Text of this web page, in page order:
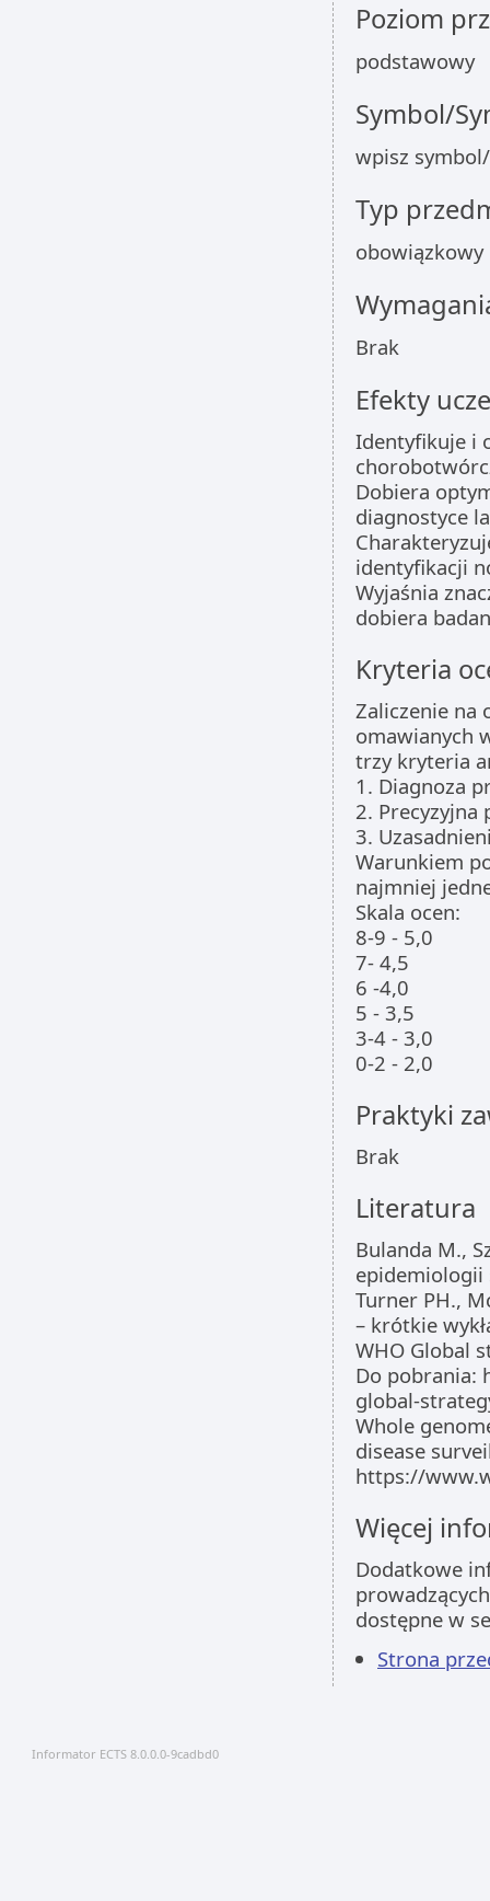
Poziom
podstawowy
Symbol/
wpisz
Typ
obowiązkowy
Brak
Efekty
Identyfikuje i
Dobiera
diagnostyce
identyfikacji
Wyjaśnia
dobiera
Kryteria
Zaliczenie na
omawianych
trzy kryteria
1. Diagnoza
2. Precyzyjna
3.
Warunkiem
najmniej
Skala ocen:
8-9 - 5,0
7- 4,5
6 -4,0
5 - 3,5
3-4 - 3,0
0-2 - 2,0
Praktyki
Brak
Literatura
Bulanda M.,
epidemiologii
Turner PH.,
– krótkie
WHO Global
Do
global-
Whole
disease
https://
Więcej
Dodatkowe
dostępne w
Strona
Informator ECTS 8.0.0.0-9cadbd0